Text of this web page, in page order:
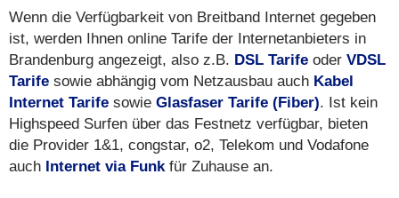
Wenn die Verfügbarkeit von Breitband Internet gegeben
ist, werden Ihnen online Tarife der Internetanbieters in
Brandenburg angezeigt, also z.B. DSL Tarife oder VDSL
Tarife sowie abhängig vom Netzausbau auch Kabel
Internet Tarife sowie Glasfaser Tarife (Fiber). Ist kein
Highspeed Surfen über das Festnetz verfügbar, bieten
die Provider 1&1, congstar, o2, Telekom und Vodafone
auch Internet via Funkfür Zuhause an.